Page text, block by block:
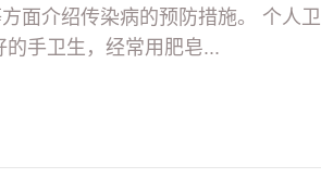
面介绍传染病的预防措施。 个人卫
手卫生，经常用肥皂...